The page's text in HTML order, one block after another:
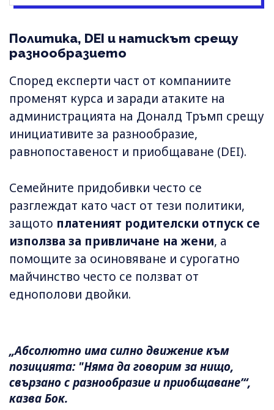
Политика, DEI и натискът срещу
разнообразието
Според експерти част от компаниите
променят курса и заради атаките на
администрацията на Доналд Тръмп срещу
инициативите за разнообразие,
равнопоставеност и приобщаване (DEI).
Семейните придобивки често се
разглеждат като част от тези политики,
защото платеният родителски отпуск се
използва за привличане на жени, а
помощите за осиновяване и сурогатно
майчинство често се ползват от
еднополови двойки.
„Абсолютно има силно движение към
позицията: "Няма да говорим за нищо,
свързано с разнообразие и приобщаване’“,
казва Бок.